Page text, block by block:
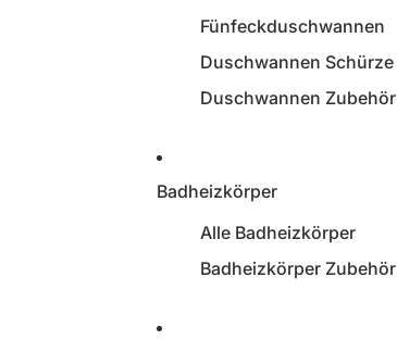
Fünfeckduschwannen
Duschwannen Schürze
Duschwannen Zubehör
Badheizkörper
Alle Badheizkörper
Badheizkörper Zubehör